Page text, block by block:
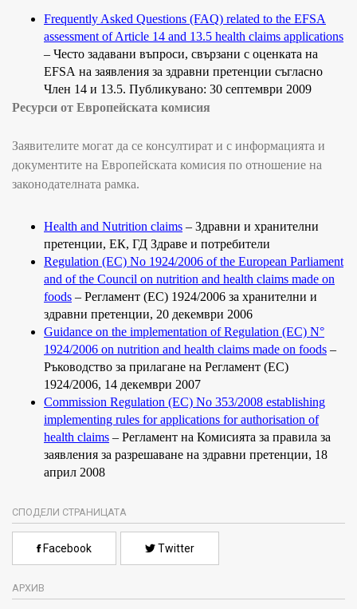
Frequently Asked Questions (FAQ) related to the EFSA
assessment of Article 14 and 13.5 health claims applications
– Често задавани въпроси, свързани с оценката на
EFSA на заявления за здравни претенции съгласно
Член 14 и 13.5. Публикувано: 30 септември 2009
Ресурси от Европейската комисия
Заявителите могат да се консултират и с информацията и
документите на Европейската комисия по отношение на
законодателната рамка.
Health and Nutrition claims – Здравни и хранителни
претенции, ЕК, ГД Здраве и потребители
Regulation (EC) No 1924/2006 of the European Parliament
and of the Council on nutrition and health claims made on
foods – Регламент (ЕС) 1924/2006 за хранителни и
здравни претенции, 20 декември 2006
Guidance on the implementation of Regulation (EC) N°
1924/2006 on nutrition and health claims made on foods –
Ръководство за прилагане на Регламент (ЕС)
1924/2006, 14 декември 2007
Commission Regulation (EC) No 353/2008 establishing
implementing rules for applications for authorisation of
health claims – Регламент на Комисията за правила за
заявления за разрешаване на здравни претенции, 18
април 2008
СПОДЕЛИ СТРАНИЦАТА
Facebook Twitter
АРХИВ